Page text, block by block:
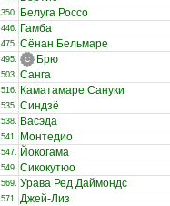
350. Белуга Россо
446. Гамба
475. Сёнан Бельмаре
495. Брю
503. Санга
516. Каматамаре Сануки
535. Синдзё
538. Васэда
541. Монтедио
547. Йокогама
549. Сикокутюо
569. Урава Ред Даймондс
571. Джей-Лиз